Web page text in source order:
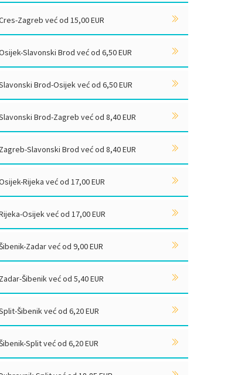
Zagreb već od 15,00 EUR
Slavonski Brod već od 6,50 EUR
Brod-Osijek već od 6,50 EUR
Brod-Zagreb već od 8,40 EUR
Zagreb-Slavonski Brod već od 8,40 EUR
Rijeka već od 17,00 EUR
Osijek već od 17,00 EUR
Zadar već od 9,00 EUR
Zadar-Šibenik već od 5,40 EUR
Šibenik već od 6,20 EUR
Split već od 6,20 EUR